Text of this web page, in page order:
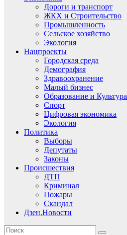
Дороги и транспорт
ЖКХ и Строительство
Промышленность
Сельское хозяйство
Экология
Нацпроекты
Городская среда
Демография
Здравоохранение
Малый бизнес
Образование и Культура
Спорт
Цифровая экономика
Экология
Политика
Выборы
Депутаты
Законы
Происшествия
ДТП
Криминал
Пожары
Скандал
Дзен.Новости